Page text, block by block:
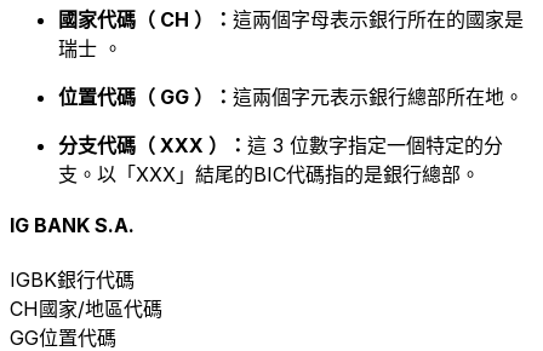
國家代碼（ CH ）： 這兩個字母表示銀行所在的國家是
瑞士 。
位置代碼（ GG ）： 這兩個字元表示銀行總部所在地。
分支代碼（ XXX ）： 這 3 位數字指定一個特定的分
支。以「XXX」結尾的BIC代碼指的是銀行總部。
IG BANK S.A.
IGBK銀行代碼
CH國家/地區代碼
GG位置代碼